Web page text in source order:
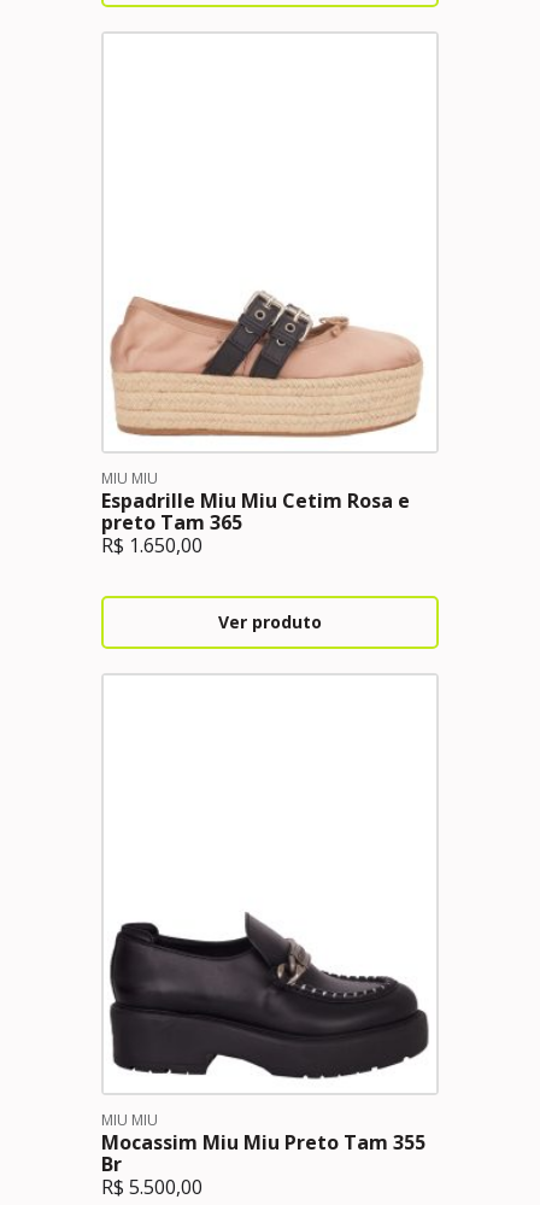
MIU MIU
Espadrille Miu Miu Cetim Rosa e
preto Tam 365
R$ 1.650,00
Ver produto
MIU MIU
Mocassim Miu Miu Preto Tam 355
Br
R$ 5.500,00